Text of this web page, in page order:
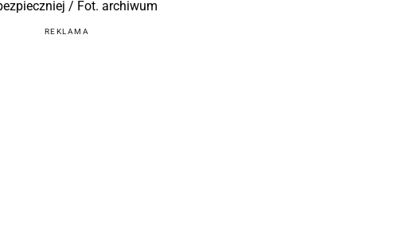
/ Fot. archiwum
REKLAMA